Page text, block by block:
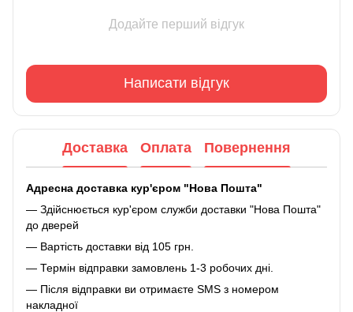
Додайте перший відгук
Написати відгук
Доставка Оплата Повернення
Адресна доставка кур'єром "Нова Пошта"
— Здійснюється кур'єром служби доставки "Нова Пошта"
до дверей
— Вартість доставки від 105 грн.
— Термін відправки замовлень 1-3 робочих дні.
— Після відправки ви отримаєте SMS з номером
накладної